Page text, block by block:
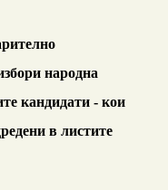
народна
кандидати - кои
в листите